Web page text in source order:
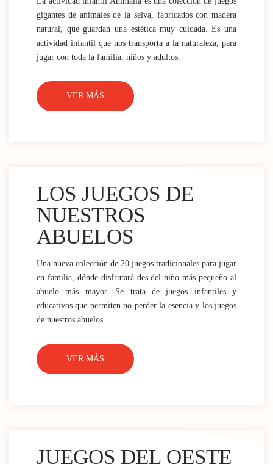
gigantes de animales de la selva, fabricados con madera
natural, que guardan una estética muy cuidada. Es una
actividad infantil que nos transporta a la naturaleza, para
jugar con toda la familia, niños y adultos.
VER MÁS
LOS JUEGOS DE
NUESTROS
ABUELOS
Una nueva colección de 20 juegos tradicionales para jugar
en familia, dónde disfrutará des del niño más pequeño al
abuelo más mayor. Se trata de juegos infantiles y
educativos que permiten no perder la esencia y los juegos
de nuestros abuelos.
VER MÁS
JUEGOS DEL OESTE